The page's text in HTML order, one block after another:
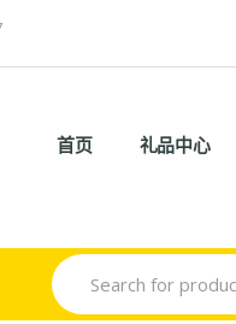
首页 礼品中心
Search
for: